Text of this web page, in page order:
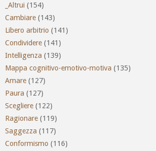
_Altrui (154)
Cambiare (143)
Libero arbitrio (141)
Condividere (141)
Intelligenza (139)
Mappa cognitivo-emotivo-motiva (135)
Amare (127)
Paura (127)
Scegliere (122)
Ragionare (119)
Saggezza (117)
Conformismo (116)